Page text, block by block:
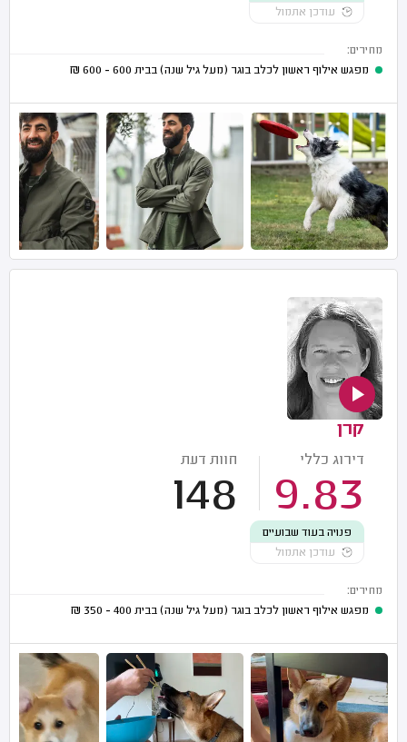
עודכן אתמול
מחירים:
מפגש אילוף ראשון לכלב בוגר (מעל גיל שנה) בבית 600 - 600
₪
קרן
דירוג כללי
9.83
חוות דעת
148
פנויה בעוד שבועיים
עודכן אתמול
מחירים:
מפגש אילוף ראשון לכלב בוגר (מעל גיל שנה) בבית 400 - 350
₪